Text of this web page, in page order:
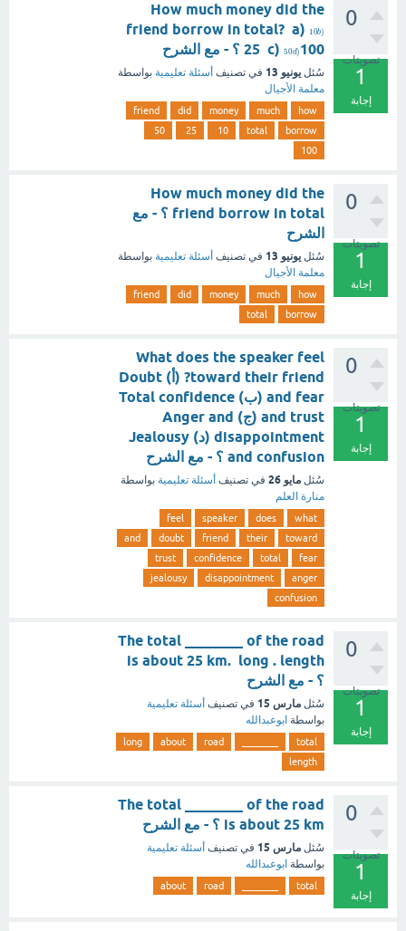
0
تصويتات
1
إجابة
How much money did the
friend borrow in total? a) 10b
25 c) 50d
) 100 ؟ - مع الشرح
سُئل يونيو 13 في تصنيف أسئلة تعليمية بواسطة
معلمة الأجيال
how
much
money
did
friend
borrow
total
10
25
50
100
0
تصويتات
1
إجابة
How much money did the
friend borrow in total ؟ - مع
الشرح
سُئل يونيو 13 في تصنيف أسئلة تعليمية بواسطة
معلمة الأجيال
how
much
money
did
friend
borrow
total
0
تصويتات
1
إجابة
What does the speaker feel
toward their friend? (أ) Doubt
and fear (ب) Total confidence
and trust (ج) Anger and
disappointment (د) Jealousy
and confusion ؟ - مع الشرح
سُئل مايو 26 في تصنيف أسئلة تعليمية بواسطة
منارة العلم
what
does
speaker
feel
toward
their
friend
doubt
and
fear
total
confidence
trust
anger
disappointment
jealousy
confusion
0
تصويتات
1
إجابة
The total ________ of the road
is about 25 km. long . length
؟ - مع الشرح
سُئل مارس 15 في تصنيف أسئلة تعليمية
بواسطة ابوعبدالله
total
road
about
long
length
0
تصويتات
1
إجابة
The total ________ of the road
is about 25 km ؟ - مع الشرح
سُئل مارس 15 في تصنيف أسئلة تعليمية
بواسطة ابوعبدالله
total
road
about